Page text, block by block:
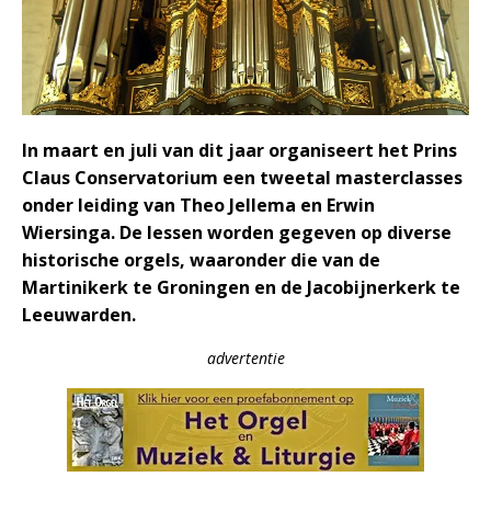
In maart en juli van dit jaar organiseert het Prins
Claus Conservatorium een tweetal masterclasses
onder leiding van Theo Jellema en Erwin
Wiersinga. De lessen worden gegeven op diverse
historische orgels, waaronder die van de
Martinikerk te Groningen en de Jacobijnerkerk te
Leeuwarden.
advertentie